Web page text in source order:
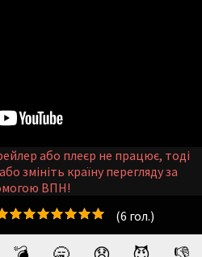
(6 гол.)
або плеєр не працює, тоді
змініть країну перегляду за
ВПН!